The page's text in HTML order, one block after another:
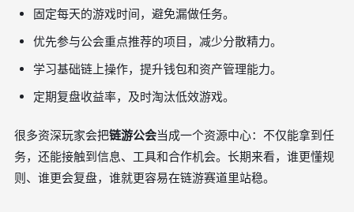
固定每天的游戏时间，避免漏做任务。
优先参与公会重点推荐的项目，减少分散精力。
学习基础链上操作，提升钱包和资产管理能力。
定期复盘收益率，及时淘汰低效游戏。
很多资深玩家会把链游公会当成一个资源中心：不仅能拿到任
务，还能接触到信息、工具和合作机会。长期来看，谁更懂规
则、谁更会复盘，谁就更容易在链游赛道里站稳。